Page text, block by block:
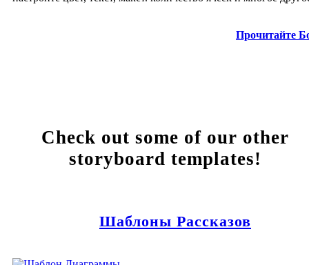
Прочитайте
Check out some of our other
storyboard templates!
Шаблоны Рассказов